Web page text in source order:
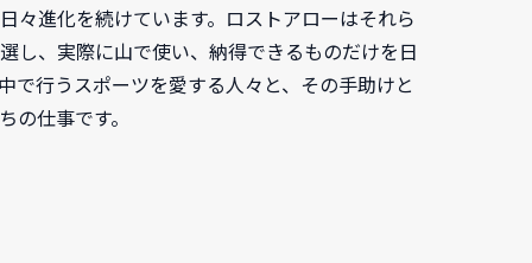
々進化を続けています。ロストアローはそれら
し、実際に山で使い、納得できるものだけを日
で行うスポーツを愛する人々と、その手助けと
の仕事です。